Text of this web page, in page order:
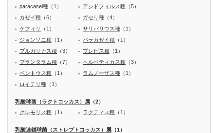
paracasei種 （1） アシドフィルス種 （5）
カゼイ種 （6） ガセリ種 （4）
ケフィリ
（1） サリバリウス種 （1）
ジョンソニ種 （1） パラカゼイ種 （1）
ブルガリカス種 （3） ブレビス種 （1）
プランタラム種 （7） ヘルベティカス種 （3）
ペントウス種 （1） ラムノーザス種 （1）
ロイテリ種 （1）
乳酸球菌（ラクトコッカス）属 （2）
クレモリス種 （1） ラクティス種 （1）
乳酸連鎖球菌（ストレプトコッカス）属 （1）